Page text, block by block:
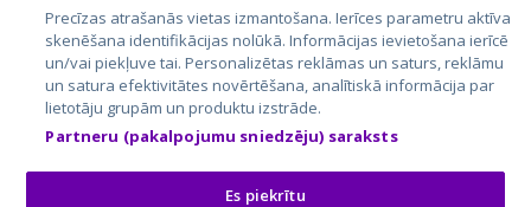
City24.lv
City24.ee
GetaPro.lv
GetaPro.ee
Skelbiu.lt
Autoplius.lt
Aruodas.lt
CVbankas.lt
Kainos.lt
Paslaugos.lt
auto24.ee
Osta.ee
KuldneBörs.ee
Precīzas atrašanās vietas izmantošana. Ierīces parametru aktīva
skenēšana identifikācijas nolūkā. Informācijas ievietošana ierīcē
un/vai piekļuve tai. Personalizētas reklāmas un saturs, reklāmu
un satura efektivitātes novērtēšana, analītiskā informācija par
lietotāju grupām un produktu izstrāde.
Partneru (pakalpojumu sniedzēju) saraksts
Es piekrītu